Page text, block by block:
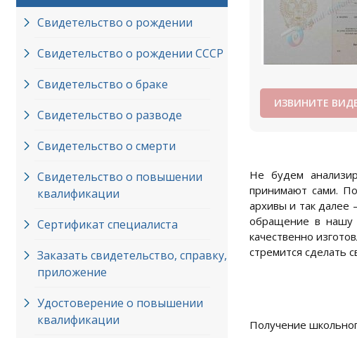
Свидетельство о рождении
Свидетельство о рождении СССР
Свидетельство о браке
Свидетельство о разводе
Свидетельство о смерти
Свидетельство о повышении
квалификации
Сертификат специалиста
Заказать свидетельство, справку,
приложение
Удостоверение о повышении
квалификации
ИЗВИНИТЕ
Не будем
принимают сами.
архивы и так далее
обращение в нашу
качественно
стремится сделать
Получение